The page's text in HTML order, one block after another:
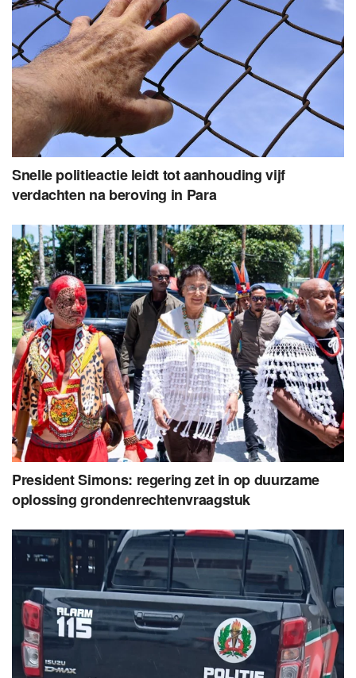
Snelle politieactie leidt tot aanhouding vijf
verdachten na beroving in Para
President Simons: regering zet in op duurzame
oplossing grondenrechtenvraagstuk